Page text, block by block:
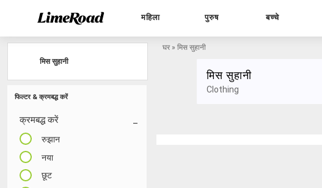
महिला पुरुष बच्चे
फिल्टर & क्रमबद्ध करें
क्रमबद्ध करें
रुझान
नया
छूट
घर » मिस सुहानी
मिस सुहानी
Clothing
मिस सुहानी